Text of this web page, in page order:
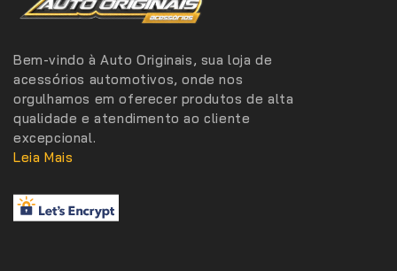
Bem-vindo à Auto Originais, sua loja de
acessórios automotivos, onde nos
orgulhamos em oferecer produtos de alta
qualidade e atendimento ao cliente
excepcional.
Leia Mais